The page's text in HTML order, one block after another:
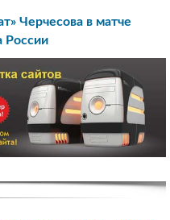
Черчесова в матче
России